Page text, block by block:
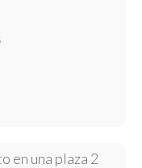
en una plaza 2